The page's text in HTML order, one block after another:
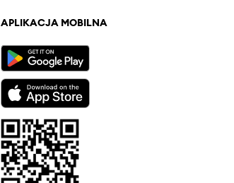
APLIKACJA MOBILNA